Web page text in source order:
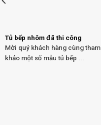
Tủ bếp nhôm đã thi công
Mời quý khách hàng cùng tham
khảo một số mẫu tủ bếp ...